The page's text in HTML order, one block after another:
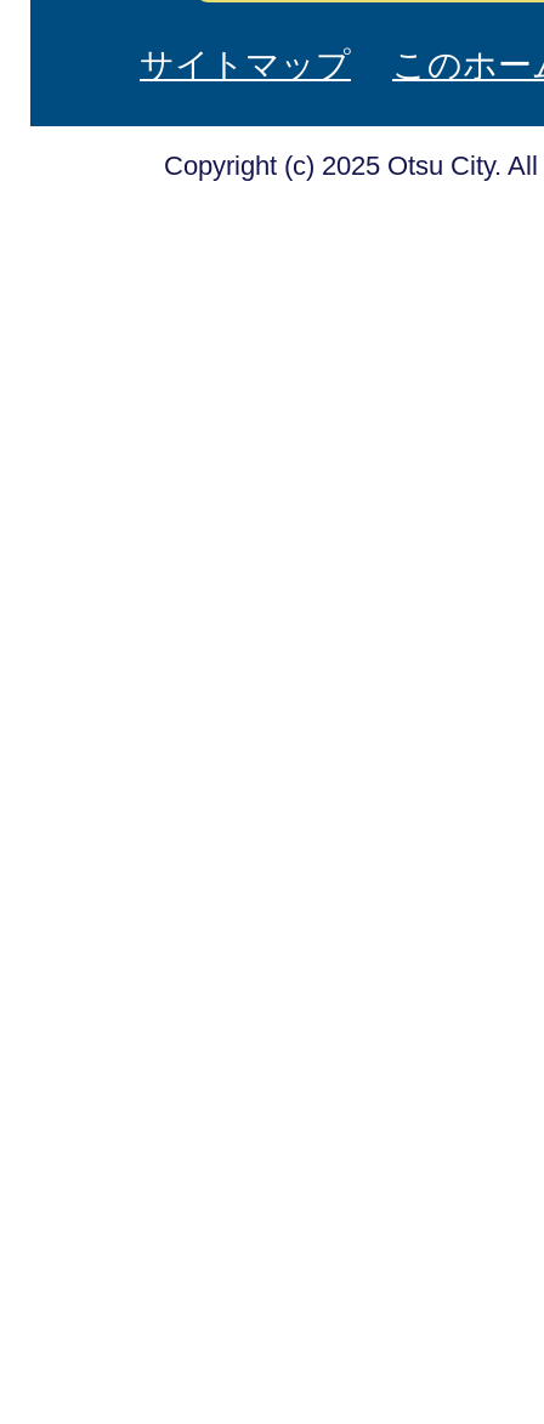
サイトマップ このホ
Copyright (c) 2025 Otsu City.